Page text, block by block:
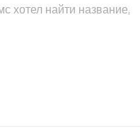
хотел найти название,